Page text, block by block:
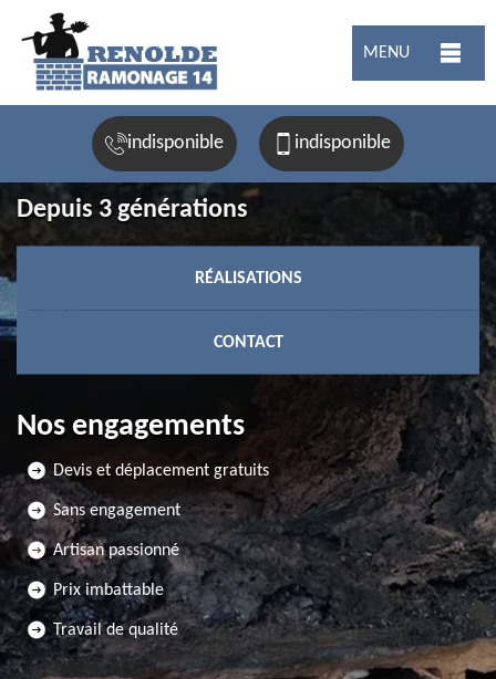
MENU
indisponible indisponible
Depuis 3 générations
RÉALISATIONS
CONTACT
Nos engagements
Devis et déplacement gratuits
Sans engagement
Artisan passionné
Prix imbattable
Travail de qualité